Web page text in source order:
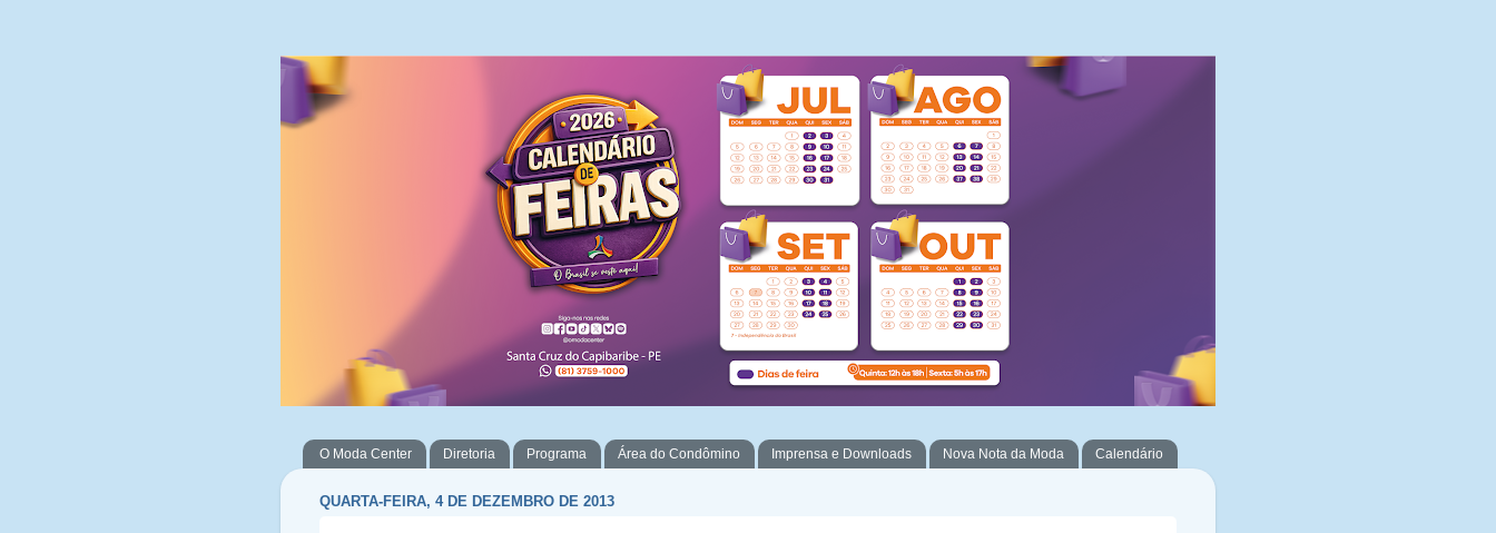
O Moda Center Diretoria Programa Área do Condômino Imprensa e Downloads Nova Nota da Moda Calendário
QUARTA-FEIRA, 4 DE DEZEMBRO DE 2013